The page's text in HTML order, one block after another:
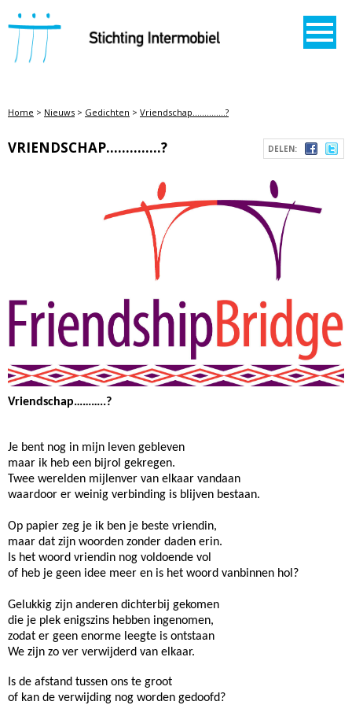
STICHTING INTERMOBIEL
Home > Nieuws > Gedichten > Vriendschap..............?
DELEN:
VRIENDSCHAP..............?
Vriendschap………..?
Je bent nog in mijn leven gebleven
maar ik heb een bijrol gekregen.
Twee werelden mijlenver van elkaar vandaan
waardoor er weinig verbinding is blijven bestaan.
Op papier zeg je ik ben je beste vriendin,
maar dat zijn woorden zonder daden erin.
Is het woord vriendin nog voldoende vol
of heb je geen idee meer en is het woord vanbinnen hol?
Gelukkig zijn anderen dichterbij gekomen
die je plek enigszins hebben ingenomen,
zodat er geen enorme leegte is ontstaan
We zijn zo ver verwijderd van elkaar.
Is de afstand tussen ons te groot
of kan de verwijding nog worden gedoofd?